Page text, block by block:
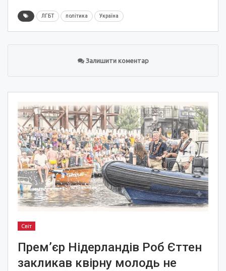
ЛГБТ політика Україна
Залишити коментар
Світ
Прем’єр Нідерландів Роб Єттен
закликав квірну молодь не